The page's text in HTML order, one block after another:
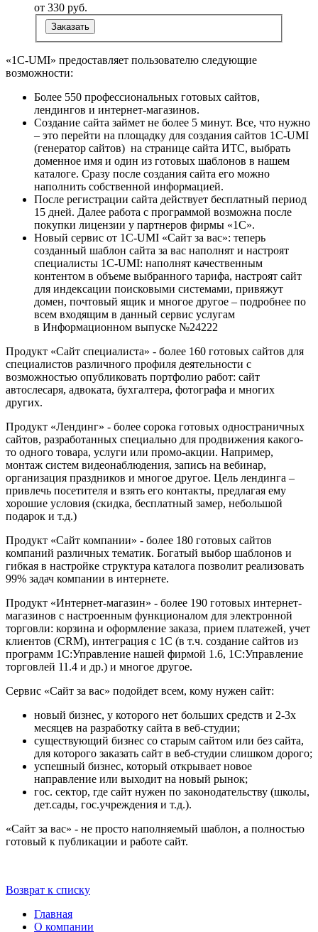
от 330 руб.
Заказать
«1С-UMI» предоставляет пользователю следующие
возможности:
Более 550 профессиональных готовых сайтов,
лендингов и интернет-магазинов.
Создание сайта займет не более 5 минут. Все, что нужно
– это перейти на площадку для создания сайтов 1C-UMI
(генератор сайтов) на странице сайта ИТС, выбрать
доменное имя и один из готовых шаблонов в нашем
каталоге. Сразу после создания сайта его можно
наполнить собственной информацией.
После регистрации сайта действует бесплатный период
15 дней. Далее работа с программой возможна после
покупки лицензии у партнеров фирмы «1С».
Новый сервис от 1С-UMI «Сайт за вас»: теперь
созданный шаблон сайта за вас наполнят и настроят
специалисты 1С-UMI: наполнят качественным
контентом в объеме выбранного тарифа, настроят сайт
для индексации поисковыми системами, привяжут
домен, почтовый ящик и многое другое – подробнее по
всем входящим в данный сервис услугам
в Информационном выпуске №24222
Продукт «Сайт специалиста» - более 160 готовых сайтов для
специалистов различного профиля деятельности с
возможностью опубликовать портфолио работ: сайт
автослесаря, адвоката, бухгалтера, фотографа и многих
других.
Продукт «Лендинг» - более сорока готовых одностраничных
сайтов, разработанных специально для продвижения какого-
то одного товара, услуги или промо-акции. Например,
монтаж систем видеонаблюдения, запись на вебинар,
организация праздников и многое другое. Цель лендинга –
привлечь посетителя и взять его контакты, предлагая ему
хорошие условия (скидка, бесплатный замер, небольшой
подарок и т.д.)
Продукт «Сайт компании» - более 180 готовых сайтов
компаний различных тематик. Богатый выбор шаблонов и
гибкая в настройке структура каталога позволит реализовать
99% задач компании в интернете.
Продукт «Интернет-магазин» - более 190 готовых интернет-
магазинов с настроенным функционалом для электронной
торговли: корзина и оформление заказа, прием платежей, учет
клиентов (CRM), интеграция с 1С (в т.ч. создание сайтов из
программ 1С:Управление нашей фирмой 1.6, 1С:Управление
торговлей 11.4 и др.) и многое другое.
Сервис «Сайт за вас» подойдет всем, кому нужен сайт:
новый бизнес, у которого нет больших средств и 2-3х
месяцев на разработку сайта в веб-студии;
существующий бизнес со старым сайтом или без сайта,
для которого заказать сайт в веб-студии слишком дорого;
успешный бизнес, который открывает новое
направление или выходит на новый рынок;
гос. сектор, где сайт нужен по законодательству (школы,
дет.сады, гос.учреждения и т.д.).
«Сайт за вас» - не просто наполняемый шаблон, а полностью
готовый к публикации и работе сайт.
Возврат к списку
Главная
О компании